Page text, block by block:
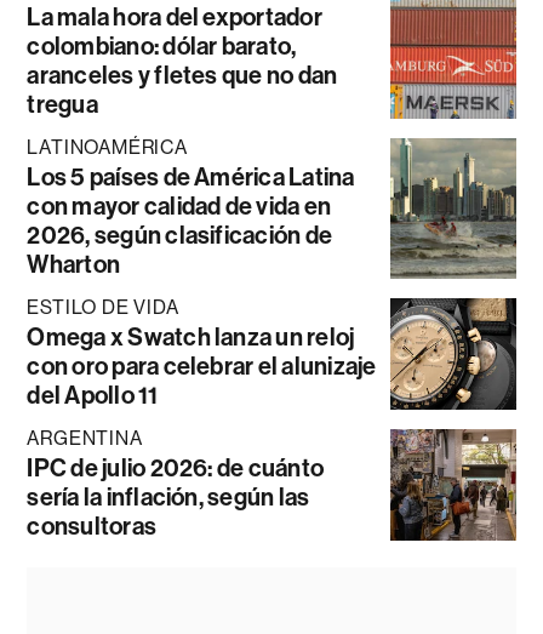
La mala hora del exportador
colombiano: dólar barato,
aranceles y fletes que no dan
tregua
LATINOAMÉRICA
Los 5 países de América Latina
con mayor calidad de vida en
2026, según clasificación de
Wharton
ESTILO DE VIDA
Omega x Swatch lanza un reloj
con oro para celebrar el alunizaje
del Apollo 11
ARGENTINA
IPC de julio 2026: de cuánto
sería la inflación, según las
consultoras